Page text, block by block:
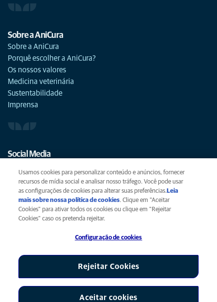
Sobre a AniCura
Sobre a AniCura
Porquê escolher a AniCura?
Os nossos valores
Medicina veterinária
Sustentabilidade
Imprensa
Social Media
Privacidade
Legal
AniCura é uma afiliada da Mars, Inc. © 2026
Configuração de cookies
Usamos cookies para personalizar conteúdo e anúncios, fornecer
recursos de mídia social e analisar nosso tráfego. Você pode usar
as configurações de cookies para alterar suas preferências. Leia
mais sobre nossa política de cookies(opens in a new tab)
. Clique em "Aceitar
Cookies" para ativar todos os cookies ou clique em "Rejeitar
Cookies" caso os pretenda rejeitar.
Configuração de cookies
Rejeitar Cookies
Aceitar cookies